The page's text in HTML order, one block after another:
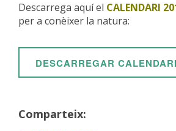
Descarrega aquí el CALENDARI
per a conèixer la natura:
DESCARREGAR CALENDARI
Comparteix: